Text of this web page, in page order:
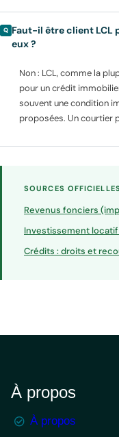
Faut-il être client LCL
eux ?
Non : LCL, comme la
pour un crédit
souvent une condition
proposées. Un courtier
SOURCES OFFICIELLES
Revenus fonciers
Investissement
Crédits : droits et
À propos
À propos